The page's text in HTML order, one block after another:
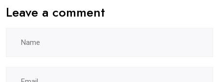
Leave a comment